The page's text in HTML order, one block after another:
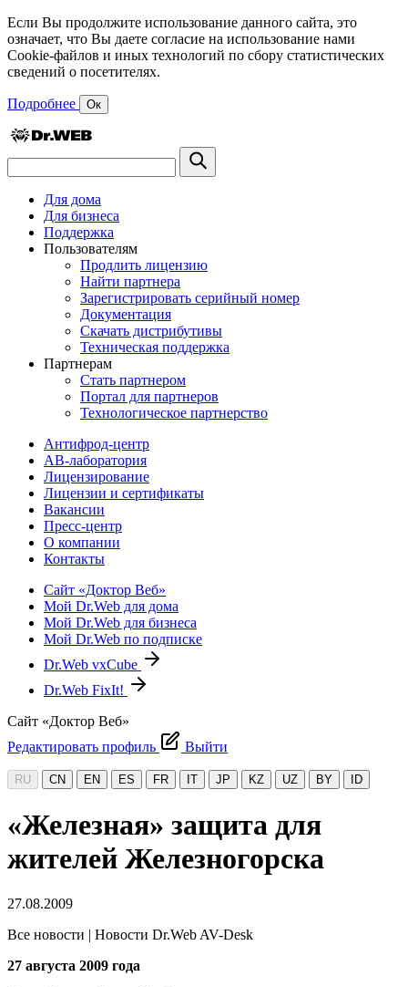
Если Вы продолжите использование данного сайта, это
означает, что Вы даете согласие на использование нами
Cookie-файлов и иных технологий по сбору статистических
сведений о посетителях.
Подробнее Ок
Для дома
Для бизнеса
Поддержка
Пользователям
Продлить лицензию
Найти партнера
Зарегистрировать серийный номер
Документация
Скачать дистрибутивы
Техническая поддержка
Партнерам
Стать партнером
Портал для партнеров
Технологическое партнерство
Антифрод-центр
АВ-лаборатория
Лицензирование
Лицензии и сертификаты
Вакансии
Пресс-центр
О компании
Контакты
Сайт «Доктор Веб»
Мой Dr.Web для дома
Мой Dr.Web для бизнеса
Мой Dr.Web по подписке
Dr.Web vxCube
Dr.Web FixIt!
Сайт «Доктор Веб»
Редактировать профиль
Выйти
RU CN EN ES FR IT JP KZ UZ BY ID
«Железная» защита для
жителей Железногорска
27.08.2009
Все новости | Новости Dr.Web AV-Desk
27 августа 2009 года